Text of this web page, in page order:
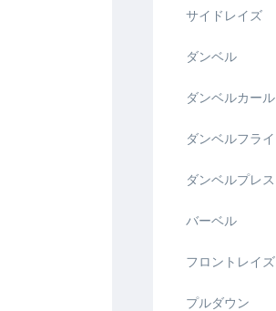
サイドレイズ
ダンベル
ダンベルカール
ダンベルフライ
ダンベルプレス
バーベル
フロントレイズ
プルダウン